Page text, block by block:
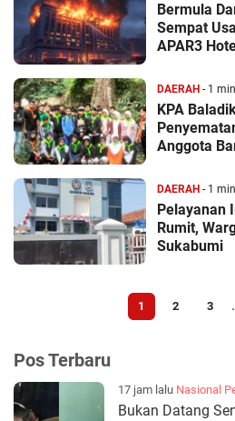
Bermula
Sempat
APAR3
DAERAH - 1
KPA
Anggota
DAERAH - 1
Pelayanan
Rumit,
Sukabumi
1 2 3
Pos Terbaru
17 jam lalu Nasional
Bukan Datang